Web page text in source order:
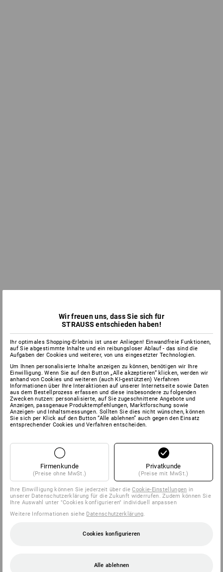
Wir freuen uns, dass Sie sich für
STRAUSS entschieden haben!
Ihr optimales Shopping-Erlebnis ist unser Anliegen! Einwandfreie Funktionen,
auf Sie abgestimmte Inhalte und ein reibungsloser Ablauf - das sind die
Aufgaben der Cookies und weiterer, von uns eingesetzter Technologien.
Um Ihnen personalisierte Inhalte anzeigen zu können, benötigen wir Ihre
Einwilligung. Wenn Sie auf den Button „Alle akzeptieren“ klicken, werden wir
anhand von Cookies und weiteren (auch KI-gestützten) Verfahren
Informationen über Ihre Interaktionen auf unserer Internetseite sowie Daten
aus dem Bestellprozess erfassen und diese insbesondere zu folgenden
Zwecken nutzen: personalisierte, auf Sie zugeschnittene Angebote und
Anzeigen, passgenaue Produktempfehlungen, Marktforschung sowie
Anzeigen- und Inhaltsmessungen. Sollten Sie dies nicht wünschen, können
Sie sich per Klick auf den Button “Alle ablehnen” auch gegen den Einsatz
entsprechender Cookies und Verfahren entscheiden.
Firmenkunde
(Preise ohne MwSt.)
Privatkunde
(Preise mit MwSt.)
Ihre Einwilligung können Sie jederzeit über dieCookie-Einstellungen in
unserer Datenschutzerklärung für die Zukunft widerrufen. Zudem können Sie
Ihre Auswahl unter "Cookies konfigurieren" individuell anpassen
Weitere Informationen siehe Datenschutzerklärung.
Cookies konfigurieren
Alle ablehnen